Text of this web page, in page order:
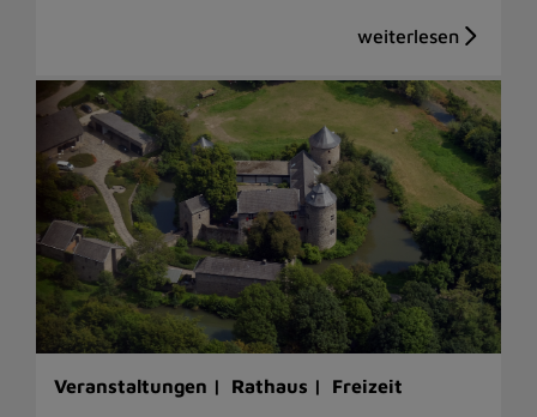
Veranstaltungen | Rathaus | Freizeit